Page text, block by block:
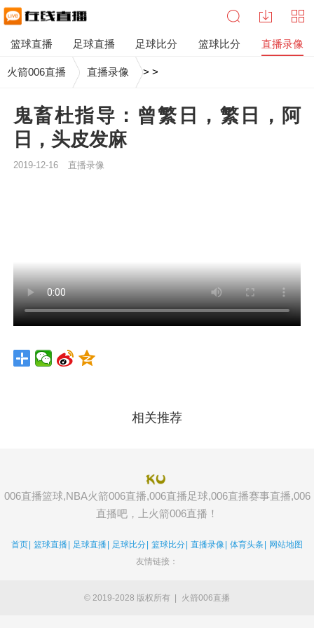
篮球直播 足球直播 足球比分 篮球比分 直播录像
火箭006直播 >
直播录像 >
鬼畜杜指导：曾繁日，繁日，阿
日，头皮发麻
2019-12-16 直播录像
相关推荐
006直播篮球,NBA火箭006直播,006直播足球,006直播赛事直播,006
直播吧，上火箭006直播！
首页 篮球直播 足球直播 足球比分 篮球比分 直播录像 体育头条
网站地图
友情链接：
© 2019-2028 版权所有| 火箭006直播